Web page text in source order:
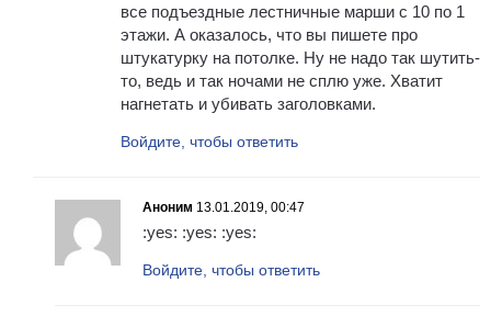
все подъездные лестничные марши с 10 по 1
этажи. А оказалось, что вы пишете про
штукатурку на потолке. Ну не надо так шутить-
то, ведь и так ночами не сплю уже. Хватит
нагнетать и убивать заголовками.
Войдите, чтобы ответить
Аноним 13.01.2019, 00:47
:yes: :yes: :yes:
Войдите, чтобы ответить